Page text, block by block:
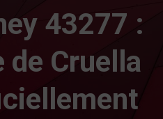
43277 :
de Cruella